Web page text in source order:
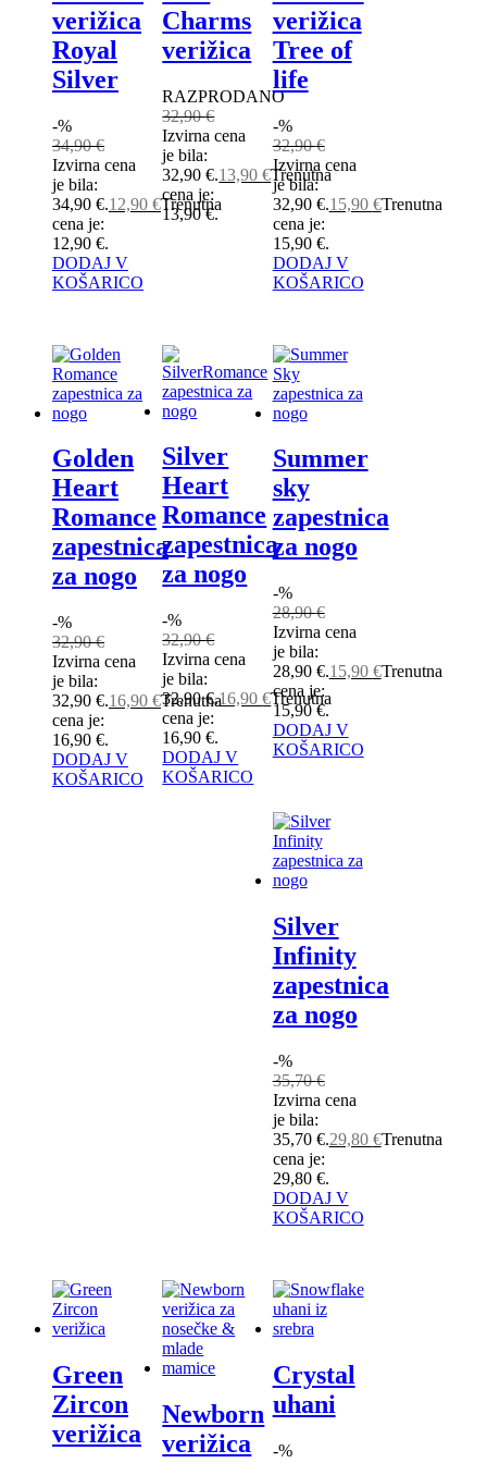
verižica
Royal
Silver
-%
34,90€
Izvirna cena
je bila:
34,90 €.12,90 €Trenutna
cena je:
12,90 €.
DODAJ V
KOŠARICO
Charms
verižica
RAZPRODANO
32,90€
Izvirna cena
je bila:
32,90 €.13,90€Trenutna
cena je:
13,90 €.
verižica
Tree of
life
-%
32,90€
Izvirna cena
je bila:
32,90 €.15,90 €Trenutna
cena je:
15,90 €.
DODAJ V
KOŠARICO
Golden
Heart
Romance
zapestnica
za nogo
-%
32,90€
Izvirna cena
je bila:
32,90 €.16,90 €Trenutna
cena je:
16,90 €.
DODAJ V
KOŠARICO
Silver
Heart
Romance
zapestnica
za nogo
-%
32,90€
Izvirna cena
je bila:
32,90 €.16,90€Trenutna
cena je:
16,90 €.
DODAJ V
KOŠARICO
Summer
sky
zapestnica
za nogo
-%
28,90€
Izvirna cena
je bila:
28,90 €.15,90 €Trenutna
cena je:
15,90 €.
DODAJ V
KOŠARICO
Silver
Infinity
zapestnica
za nogo
-%
35,70€
Izvirna cena
je bila:
35,70 €.29,80 €Trenutna
cena je:
29,80 €.
DODAJ V
KOŠARICO
Green
Zircon
verižica
Newborn
verižica
Crystal
uhani
-%